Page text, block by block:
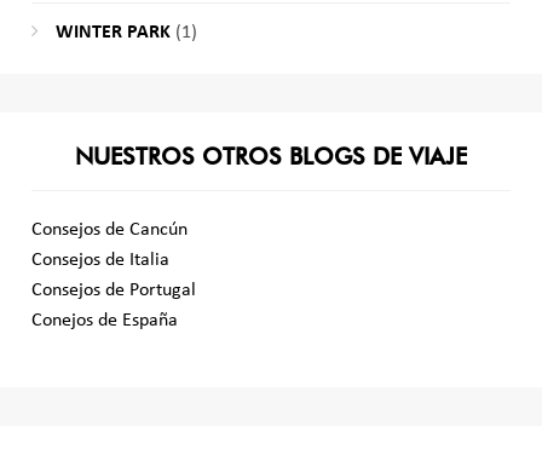
WINTER PARK(1)
NUESTROS OTROS BLOGS DE VIAJE
Consejos de Cancún
Consejos de Italia
Consejos de Portugal
Conejos de España